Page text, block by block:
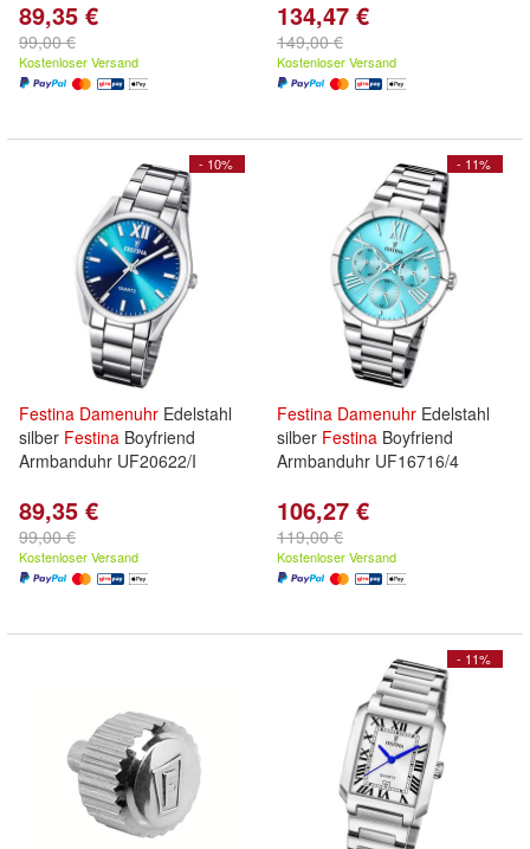
89,35 €
99,00 €
Kostenloser Versand
134,47 €
149,00 €
Kostenloser Versand
- 10%
Festina Damenuhr Edelstahl
silber Festina Boyfriend
Armbanduhr UF20622/I
89,35 €
99,00 €
Kostenloser Versand
- 11%
Festina Damenuhr Edelstahl
silber Festina Boyfriend
Armbanduhr UF16716/4
106,27 €
119,00 €
Kostenloser Versand
- 11%